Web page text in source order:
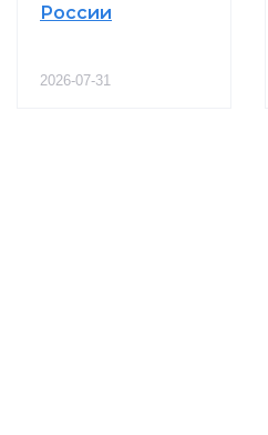
России
2026-07-31